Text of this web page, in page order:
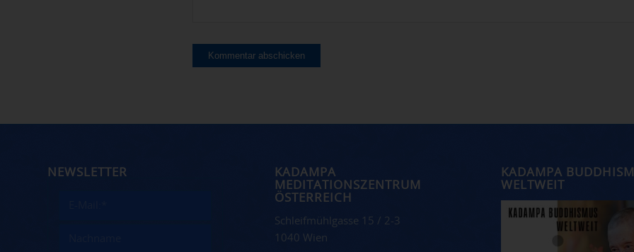
NEWSLETTER
KADAMPA
MEDITATIONSZENTRUM
ÖSTERREICH
Schleifmühlgasse 15 / 2-3
1040 Wien
KADAMPA
WELTWEIT